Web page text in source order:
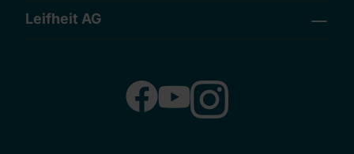
Leifheit AG